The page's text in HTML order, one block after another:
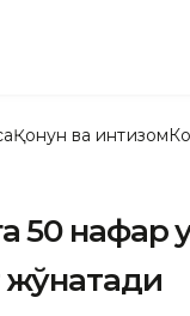
Қонун ва интизом
50 нафар
жўнатади